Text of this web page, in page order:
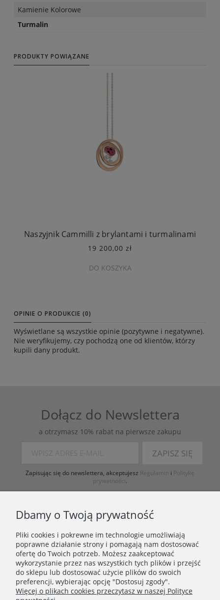
Kamienie Kolorowe
Turmalin
PRODUKTY POWIĄZANE
Naszyjnik Cammilli z brylantami i turmalinami
19 200,00 zł
DO KOSZYKA
OPINIE O PRODUKCIE (0)
Wyświetlane są wszystkie opinie (pozytywne i negatywne).
Nie weryfikujemy, czy pochodzą one od klientów, którzy
kupili dany produkt.
Dołącz do Newslettera
a otrzymasz 10% rabat na pierwsze zakupu
ZAPISZ SIĘ
Zapisując się do newslettera, akceptujesz Regulamin i Politykę
prywatności.
ZAKUPY
PORADNIK
Dbamy o Twoją prywatność
Pliki cookies i pokrewne im technologie umożliwiają
poprawne działanie strony i pomagają nam dostosować
ofertę do Twoich potrzeb. Możesz zaakceptować
wykorzystanie przez nas wszystkich tych plików i przejść
do sklepu lub dostosować użycie plików do swoich
preferencji, wybierając opcję "Dostosuj zgody".
Więcej o plikach cookies przeczytasz w naszej Polityce